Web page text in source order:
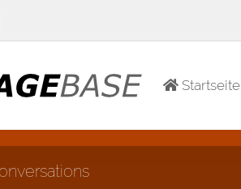
Startseite